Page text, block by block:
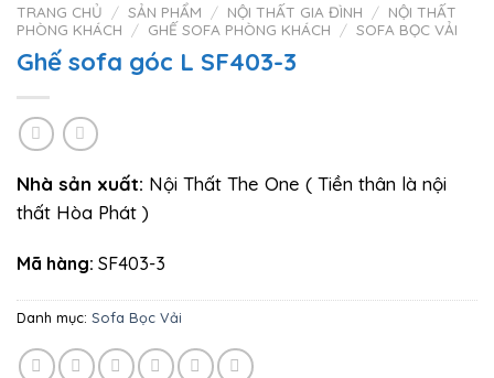
TRANG CHỦ / SẢN PHẨM / NỘI THẤT GIA ĐÌNH / NỘI THẤT
PHÒNG KHÁCH / GHẾ SOFA PHÒNG KHÁCH / SOFA BỌC VẢI
Ghế sofa góc L SF403-3
Nhà sản xuất: Nội Thất The One ( Tiền thân là nội
thất Hòa Phát )
Mã hàng: SF403-3
Danh mục: Sofa Bọc Vải